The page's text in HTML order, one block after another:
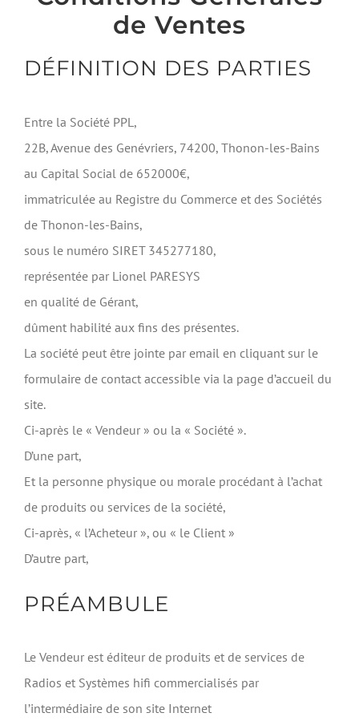
de Ventes
DÉFINITION DES PARTIES
Entre la Société PPL,
22B, Avenue des Genévriers, 74200, Thonon-les-Bains
au Capital Social de 652000€,
immatriculée au Registre du Commerce et des Sociétés
de Thonon-les-Bains,
sous le numéro SIRET 345277180,
représentée par Lionel PARESYS
en qualité de Gérant,
dûment habilité aux fins des présentes.
La société peut être jointe par email en cliquant sur le
formulaire de contact accessible via la page d’accueil du
site.
Ci-après le « Vendeur » ou la « Société ».
D’une part,
Et la personne physique ou morale procédant à l’achat
de produits ou services de la société,
Ci-après, « l’Acheteur », ou « le Client »
D’autre part,
PRÉAMBULE
Le Vendeur est éditeur de produits et de services de
Radios et Systèmes hifi commercialisés par
l’intermédiaire de son site Internet